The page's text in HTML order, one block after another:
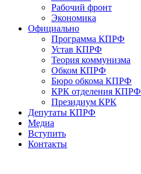
Рабочий фронт
Экономика
Официально
Программа КПРФ
Устав КПРФ
Теория коммунизма
Обком КПРФ
Бюро обкома КПРФ
КРК отделения КПРФ
Президиум КРК
Депутаты КПРФ
Медиа
Вступить
Контакты